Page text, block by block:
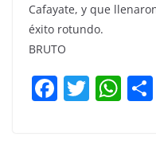
Cafayate, y que
éxito rotundo.
BRUTO
F T W